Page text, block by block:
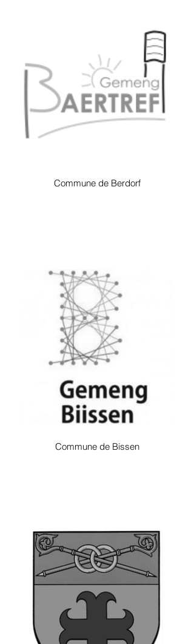
Commune de Berdorf
Commune de Bissen